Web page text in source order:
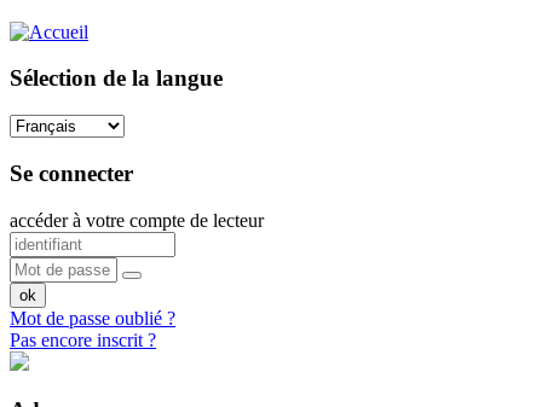
Sélection de la langue
Se connecter
accéder à votre compte de lecteur
Mot de passe oublié ?
Pas encore inscrit ?